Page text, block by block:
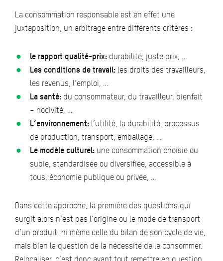
La consommation responsable est en effet une
juxtaposition, un arbitrage entre différents critères :
le rapport qualité-prix: durabilité, juste prix, …
Les conditions de travail: les droits des travailleurs,
les revenus, l’emploi, …
La santé: du consommateur, du travailleur, bienfait
– nocivité, …
L’environnement: l’utilité, la durabilité, processus
de production, transport, emballage, …
Le modèle culturel: une consommation choisie ou
subie, standardisée ou diversifiée, accessible à
tous, économie publique ou privée, …
Dans cette approche, la première des questions qui
surgit alors n’est pas l’origine ou le mode de transport
d’un produit, ni même celle du bilan de son cycle de vie,
mais bien la question de la nécessité de le consommer.